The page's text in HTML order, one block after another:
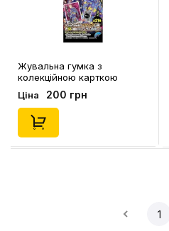
Жувальна гумка з
колекційною карткою
Kodansha: Tokyo Revengers
(Vol. 4), (210483)
Ціна 200 грн
1